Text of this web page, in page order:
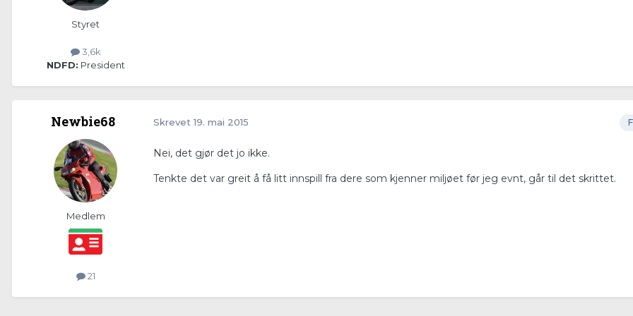
Styret
3,6k
NDFD: President
Newbie68
Medlem
21
Skrevet19. mai 2015
Nei, det gjør det jo ikke.
Tenkte det var greit å få litt innspill fra dere som kjenner miljøet før jeg evnt, går til det skrittet.